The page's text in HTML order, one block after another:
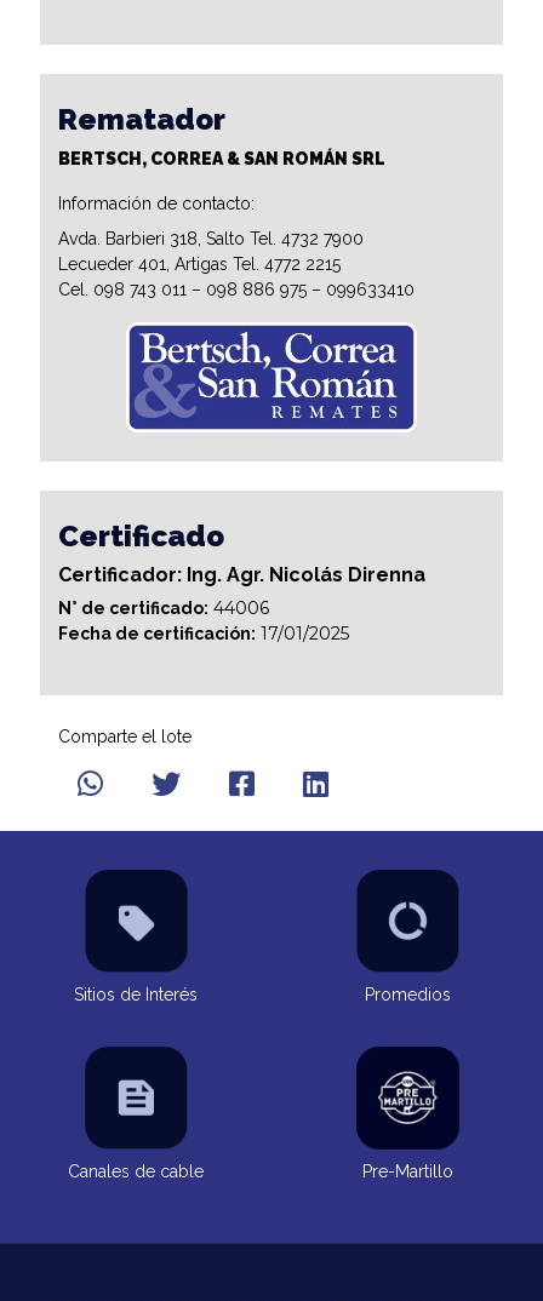
Rematador
BERTSCH, CORREA & SAN ROMÁN SRL
Información de contacto:
Avda. Barbieri 318, Salto Tel. 4732 7900
Lecueder 401, Artigas Tel. 4772 2215
Cel. 098 743 011 – 098 886 975 – 099633410
Certificado
Certificador: Ing. Agr. Nicolás Direnna
N° de certificado: 44006
Fecha de certificación: 17/01/2025
Comparte el lote
Sitios de Interés Promedios
Canales de cable Pre-Martillo